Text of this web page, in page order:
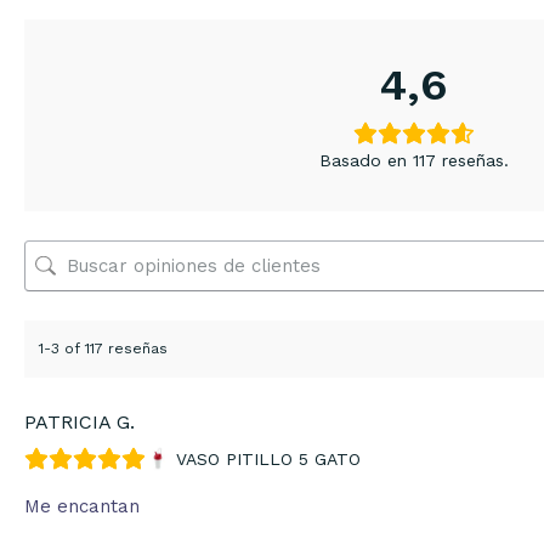
4,6
Basado en 117 reseñas.
1-3 of 117 reseñas
PATRICIA G.
VASO PITILLO 5 GATO
Me encantan